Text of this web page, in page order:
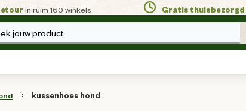
in ruim 160 winkels Gratis thuisbezorgd
jouw product.
kussenhoes hond